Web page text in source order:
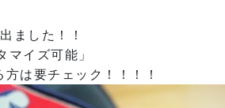
ました！！
マイズ可能」
は要チェック！！！！